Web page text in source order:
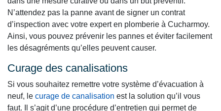
N’attendez pas la panne avant de signer un contrat
d’inspection avec votre expert en plomberie à Cucharmoy.
Ainsi, vous pouvez prévenir les pannes et éviter facilement
les désagréments qu’elles peuvent causer.
Curage des canalisations
Si vous souhaitez remettre votre système d’évacuation à
neuf, le curage de canalisation est la solution qu’il vous
faut. Il s’agit d’une procédure d’entretien qui permet de